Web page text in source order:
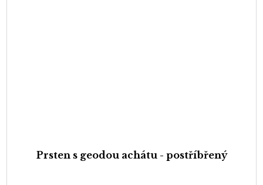
Prsten s geodou achátu - postříbřený